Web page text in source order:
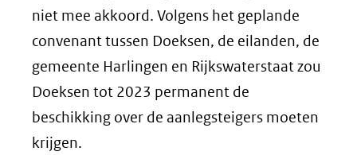
niet mee akkoord. Volgens het geplande
convenant tussen Doeksen, de eilanden, de
gemeente Harlingen en Rijkswaterstaat zou
Doeksen tot 2023 permanent de
beschikking over de aanlegsteigers moeten
krijgen.